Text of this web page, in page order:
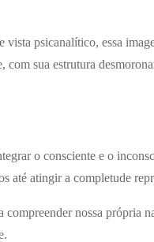
psicanalítico, essa
sua estrutura
o consciente e o
até atingir a completude
nossa própria